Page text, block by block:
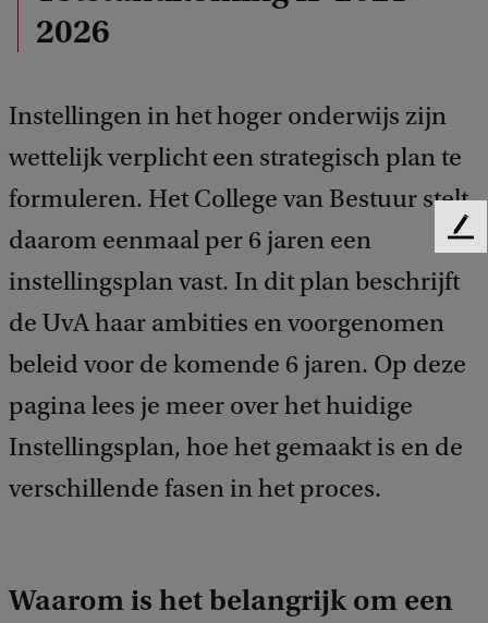
2026
Instellingen in het hoger onderwijs zijn
wettelijk verplicht een strategisch plan te
formuleren. Het College van Bestuur stelt
daarom eenmaal per 6 jaren een
instellingsplan vast. In dit plan beschrijft
de UvA haar ambities en voorgenomen
beleid voor de komende 6 jaren. Op deze
pagina lees je meer over het huidige
Instellingsplan, hoe het gemaakt is en de
verschillende fasen in het proces.
Waarom is het belangrijk om een
F
a